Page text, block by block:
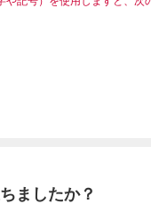
ましたか？